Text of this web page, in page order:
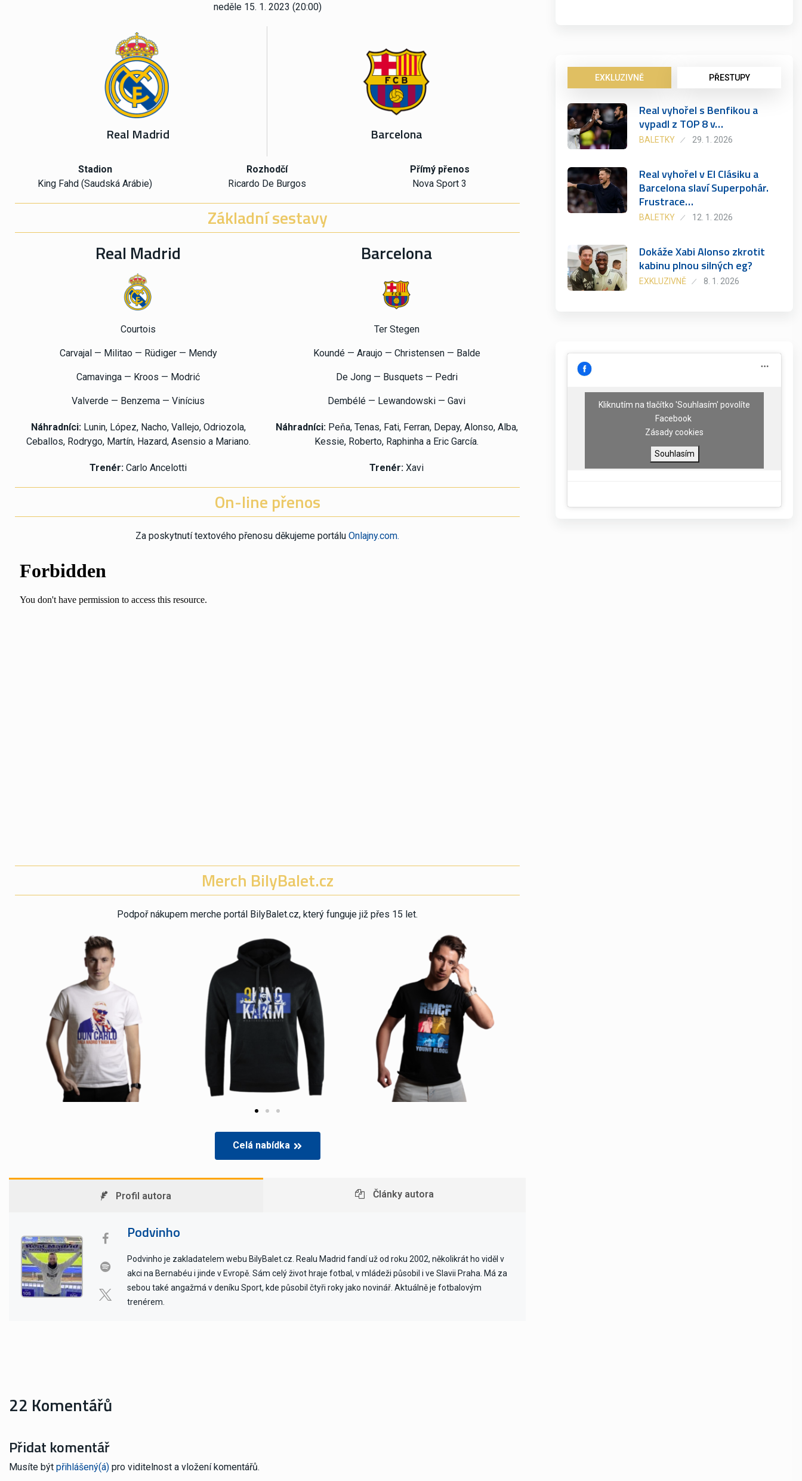
neděle 15. 1. 2023 (20:00)
Real Madrid Barcelona
Stadion
King Fahd (Saudská Arábie)
Rozhodčí
Ricardo De Burgos
Přímý přenos
Nova Sport 3
Základní sestavy
Real Madrid
Courtois
Carvajal — Militao — Rüdiger — Mendy
Camavinga — Kroos — Modrić
Valverde — Benzema — Vinícius
Náhradníci:Lunin, López, Nacho, Vallejo, Odriozola,
Ceballos, Rodrygo, Martín, Hazard, Asensio a Mariano.
Trenér: Carlo Ancelotti
Barcelona
Ter Stegen
Koundé — Araujo — Christensen — Balde
De Jong — Busquets — Pedri
Dembélé — Lewandowski — Gavi
Náhradníci:Peňa, Tenas, Fati, Ferran, Depay, Alonso, Alba,
Kessie, Roberto, Raphinha a Eric García.
Trenér: Xavi
On-line přenos
Za poskytnutí textového přenosu děkujeme portálu Onlajny.com.
Merch BilyBalet.cz
Podpoř nákupem merche portál BilyBalet.cz, který funguje již přes 15 let.
Celá nabídka
Profil autora Články autora
Podvinho
Podvinho je zakladatelem webu BilyBalet.cz. Realu Madrid fandí už od roku 2002, několikrát ho viděl v
akci na Bernabéu i jinde v Evropě. Sám celý život hraje fotbal, v mládeži působil i ve Slavii Praha. Má za
sebou také angažmá v deníku Sport, kde působil čtyři roky jako novinář. Aktuálně je fotbalovým
trenérem.
22 Komentářů
Přidat komentář
Musíte být přihlášený(á) pro viditelnost a vložení komentářů.
EXKLUZIVNĚ PŘESTUPY
Real vyhořel s Benfikou a
vypadl z TOP 8 v…
BALETKY 29. 1. 2026
Real vyhořel v El Clásiku a
Barcelona slaví Superpohár.
Frustrace…
BALETKY 12. 1. 2026
Dokáže Xabi Alonso zkrotit
kabinu plnou silných eg?
EXKLUZIVNĚ 8. 1. 2026
Kliknutím na tlačítko 'Souhlasím' povolíte
Facebook
Zásady cookies
Souhlasím